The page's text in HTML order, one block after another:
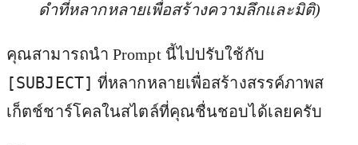
ดำที่หลากหลายเพื่อสร้างความลึกและมิติ)
คุณสามารถนำ Prompt นี้ไปปรับใช้กับ
[SUBJECT] ที่หลากหลายเพื่อสร้างสรรค์ภาพส
เก็ตช์ชาร์โคลในสไตล์ที่คุณชื่นชอบได้เลยครับ